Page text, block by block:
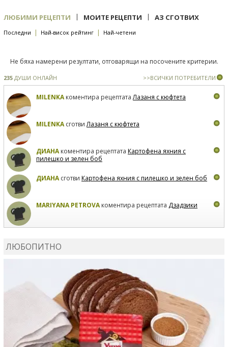
ЛЮБИМИ РЕЦЕПТИ | МОИТЕ РЕЦЕПТИ | АЗ СГОТВИХ
Последни | Най-висок рейтинг | Най-четени
Не бяха намерени резултати, отговарящи на посочените критерии.
235 ДУШИ ОНЛАЙН >>ВСИЧКИ ПОТРЕБИТЕЛИ
MILENKAкоментира рецептатаЛазаня с кюфтета
MILENKAсготвиЛазаня с кюфтета
ДИАНАкоментира рецептата Картофена яхния с
пилешко и зелен боб
ДИАНАсготви Картофена яхния с пилешко и зелен боб
MARIYANA PETROVAкоментира рецептата Дзадзики
ЛЮБОПИТНО